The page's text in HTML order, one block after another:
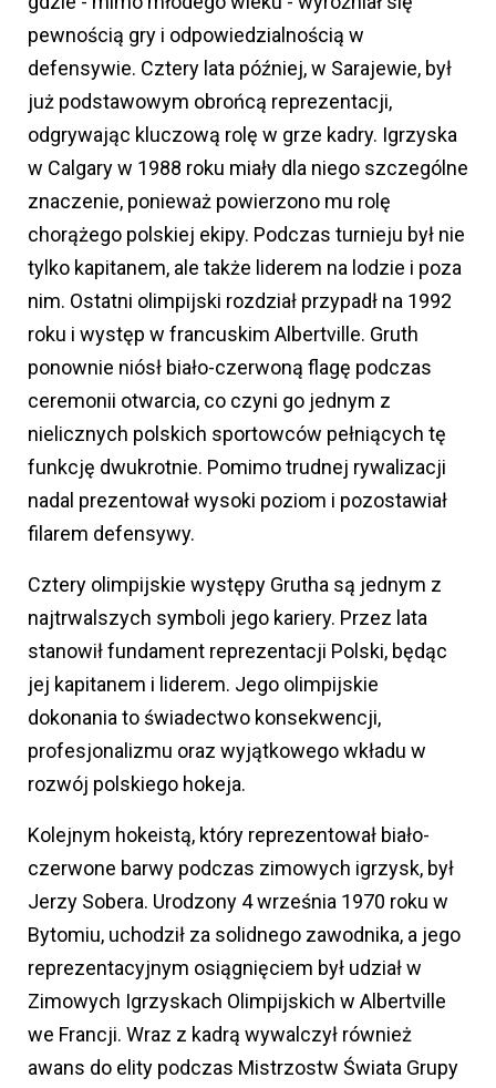
pewnością gry i odpowiedzialnością w
defensywie. Cztery lata później, w Sarajewie, był
już podstawowym obrońcą reprezentacji,
odgrywając kluczową rolę w grze kadry. Igrzyska
w Calgary w 1988 roku miały dla niego szczególne
znaczenie, ponieważ powierzono mu rolę
chorążego polskiej ekipy. Podczas turnieju był nie
tylko kapitanem, ale także liderem na lodzie i poza
nim. Ostatni olimpijski rozdział przypadł na 1992
roku i występ w francuskim Albertville. Gruth
ponownie niósł biało-czerwoną flagę podczas
ceremonii otwarcia, co czyni go jednym z
nielicznych polskich sportowców pełniących tę
funkcję dwukrotnie. Pomimo trudnej rywalizacji
nadal prezentował wysoki poziom i pozostawiał
filarem defensywy.
Cztery olimpijskie występy Grutha są jednym z
najtrwalszych symboli jego kariery. Przez lata
stanowił fundament reprezentacji Polski, będąc
jej kapitanem i liderem. Jego olimpijskie
dokonania to świadectwo konsekwencji,
profesjonalizmu oraz wyjątkowego wkładu w
rozwój polskiego hokeja.
Kolejnym hokeistą, który reprezentował biało-
czerwone barwy podczas zimowych igrzysk, był
Jerzy Sobera. Urodzony 4 września 1970 roku w
Bytomiu, uchodził za solidnego zawodnika, a jego
reprezentacyjnym osiągnięciem był udział w
Zimowych Igrzyskach Olimpijskich w Albertville
we Francji. Wraz z kadrą wywalczył również
awans do elity podczas Mistrzostw Świata Grupy